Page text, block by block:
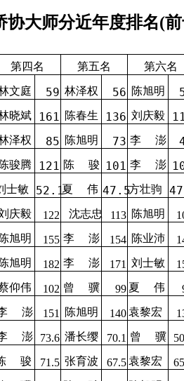
协大师分近年度排名(
第四名 第五名 第六名
文庭 59 林泽权 56 陈旭明
晓斌 161 陈春生 136 刘庆毅
泽权 85 陈旭明 73 李 澎
骏腾 121 陈 骏 101 李 澎
士敏 52.1夏 伟 47.5方壮驹
庆毅 122 沈志忠 113 陈旭明
旭明 155 李 澎 154 陈业沛
旭明 182 李 澎 171 刘士敏
仰伟 102 曾 骥 99 夏 伟
澎 151 陈旭明 140袁黎宏
澎 73.6 潘长缨 70.1 曾 骥
骏 71.5 张育波 67.5袁黎宏